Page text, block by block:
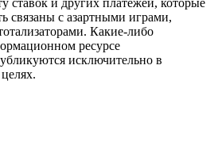
ставок и других платежей, которые
связаны с азартными играми,
Какие-либо
ресурсе
исключительно в